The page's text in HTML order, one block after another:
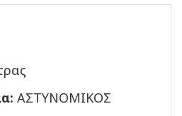
ΑΣΤΥΝΟΜΙΚΟΣ